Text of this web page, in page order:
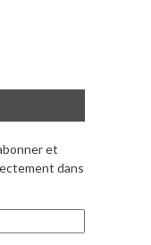
et
dans